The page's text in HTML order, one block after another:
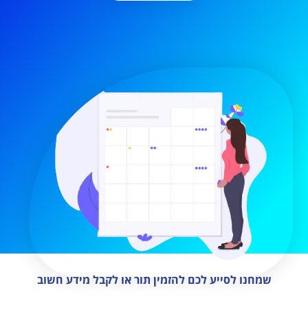
שמחנו לסייע לכם להזמין תור או לקבל מידע חשוב